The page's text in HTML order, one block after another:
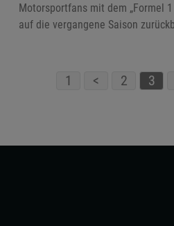
Motorsportfans mit dem „Formel
auf die vergangene Saison
1 < 2 3